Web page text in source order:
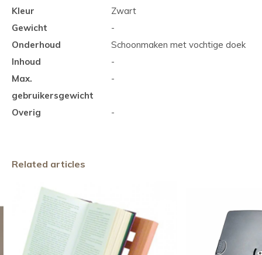
Kleur
Zwart
Gewicht
-
Onderhoud
Schoonmaken met vochtige doek
Inhoud
-
Max.
gebruikersgewicht
-
Overig -
Related articles